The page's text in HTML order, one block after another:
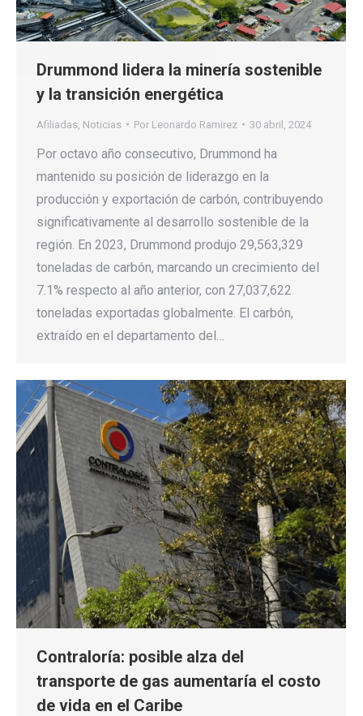
Drummond lidera la minería sostenible
y la transición energética
Afiliadas Noticias Por Leonardo Ramirez 30 abril, 2024
Por octavo año consecutivo, Drummond ha
mantenido su posición de liderazgo en la
producción y exportación de carbón, contribuyendo
significativamente al desarrollo sostenible de la
región. En 2023, Drummond produjo 29,563,329
toneladas de carbón, marcando un crecimiento del
7.1% respecto al año anterior, con 27,037,622
toneladas exportadas globalmente. El carbón,
extraído en el departamento del…
Contraloría: posible alza del
transporte de gas aumentaría el costo
de vida en el Caribe